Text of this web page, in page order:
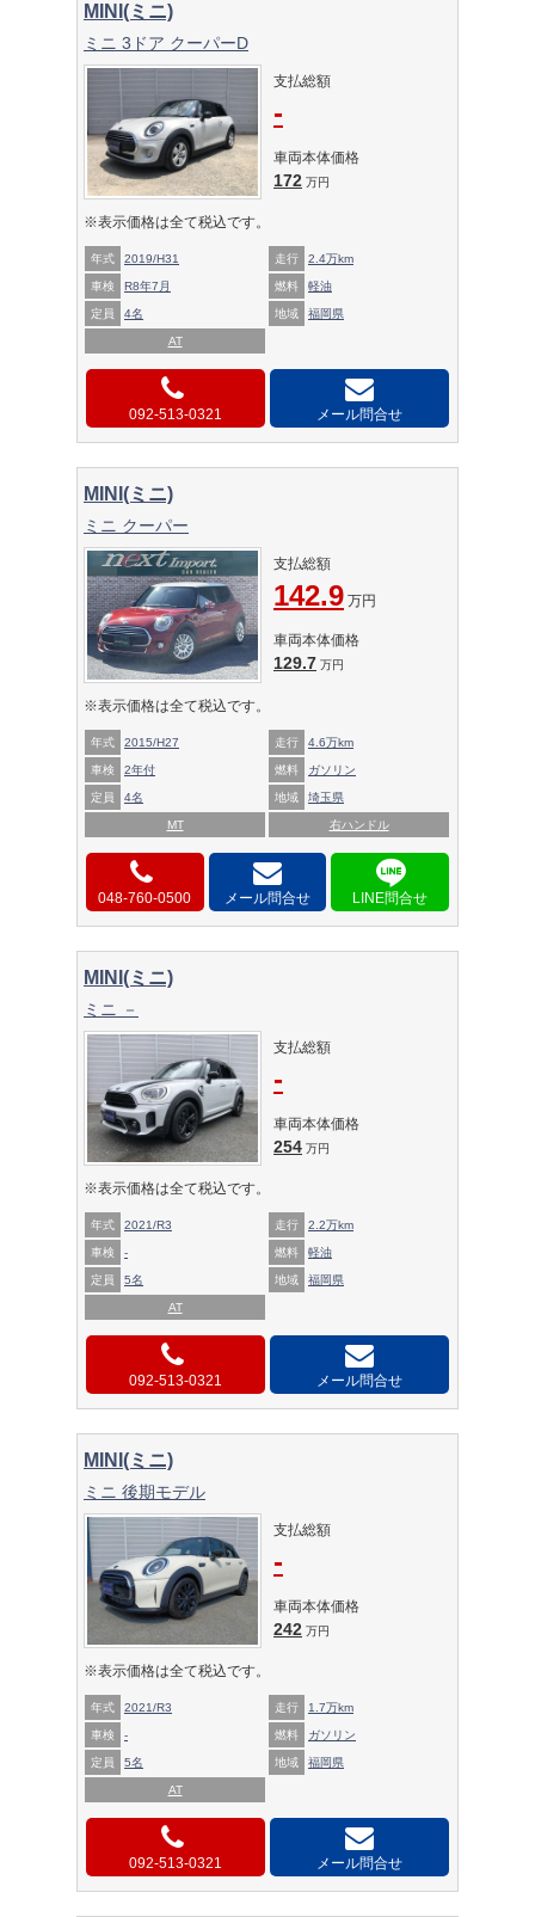
MINI(ミニ)
ミニ 3ドア クーパーD
支払総額
-
車両本体価格
172 万円
※表示価格は全て税込です。
年式 2019/H31 走行 2.4万km
車検 R8年7月 燃料 軽油
定員 4名 地域 福岡県
AT
092-513-0321 メール問合せ
MINI(ミニ)
ミニ クーパー
支払総額
142.9 万円
車両本体価格
129.7 万円
※表示価格は全て税込です。
年式 2015/H27 走行 4.6万km
車検 2年付 燃料 ガソリン
定員 4名 地域 埼玉県
MT 右ハンドル
048-760-0500 メール問合せ
MINI(ミニ)
ミニ －
支払総額
-
車両本体価格
254 万円
※表示価格は全て税込です。
年式 2021/R3 走行 2.2万km
車検 - 燃料 軽油
定員 5名 地域 福岡県
AT
092-513-0321 メール問合せ
MINI(ミニ)
ミニ 後期モデル
支払総額
-
車両本体価格
242 万円
※表示価格は全て税込です。
年式 2021/R3 走行 1.7万km
車検 - 燃料 ガソリン
定員 5名 地域 福岡県
AT
092-513-0321 メール問合せ